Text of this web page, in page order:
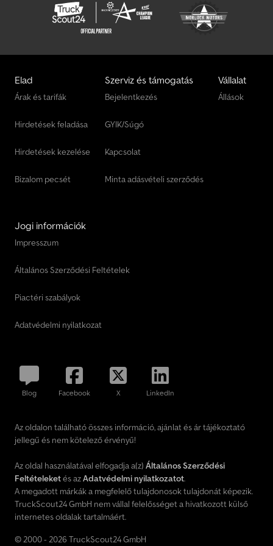
Elad
Árak és tarifák
Hirdetések feladása
Hirdetések kezelése
Bizalom pecsét
Szerviz és támogatás
Bejelentkezés
GYIK/Súgó
Kapcsolat
Minta adásvételi szerződés
Vállalat
Állások
Jogi információk
Impresszum
Általános Szerződési Feltételek
Piactéri szabályok
Adatvédelmi nyilatkozat
Blog Facebook X LinkedIn
Az oldalon található összes információ, ajánlat és ár tájékoztató
jellegű és nem kötelező érvényű!
Az oldal használatával elfogadja a(z) Általános Szerződési
Feltételeketés azAdatvédelmi nyilatkozatot.
A megadott márkák a megfelelő tulajdonosok tulajdonát képezik.
TruckScout24 GmbH nem vállal felelősséget a hivatkozott külső
internetes oldalak tartalmáért.
© 2000 - 2026 TruckScout24 GmbH